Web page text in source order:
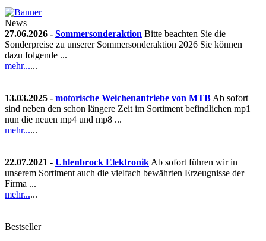
News
27.06.2026 - Sommersonderaktion Bitte beachten Sie die
Sonderpreise zu unserer Sommersonderaktion 2026 Sie können
dazu folgende ...
mehr......
13.03.2025 - motorische Weichenantriebe von MTB Ab sofort
sind neben den schon längere Zeit im Sortiment befindlichen mp1
nun die neuen mp4 und mp8 ...
mehr......
22.07.2021 - Uhlenbrock Elektronik Ab sofort führen wir in
unserem Sortiment auch die vielfach bewährten Erzeugnisse der
Firma ...
mehr......
Bestseller